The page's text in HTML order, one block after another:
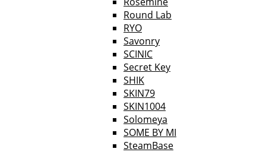
Round Lab
RYO
Savonry
SCINIC
Secret Key
SHIK
SKIN79
SKIN1004
Solomeya
SOME BY MI
SteamBase